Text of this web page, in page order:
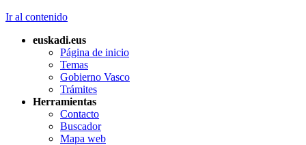
Ir al contenido
euskadi.eus
Página de inicio
Temas
Gobierno Vasco
Trámites
Herramientas
Contacto
Buscador
Mapa web